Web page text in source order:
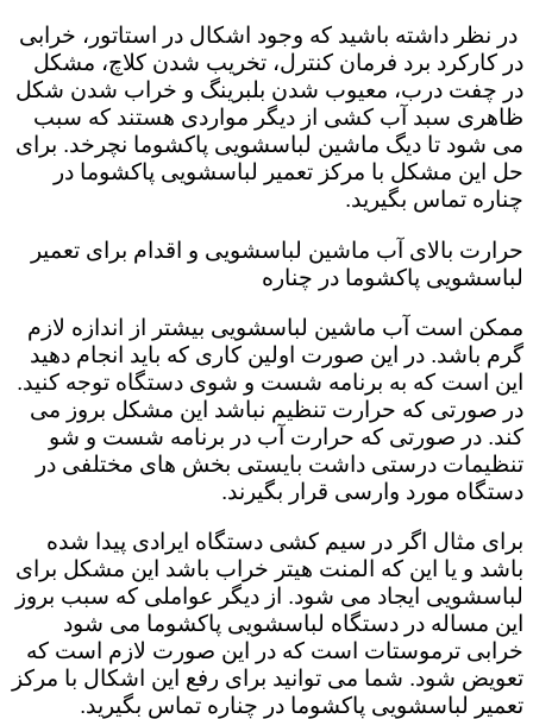
در نظر داشته باشید که وجود اشکال در استاتور، خرابی
در کارکرد برد فرمان کنترل، تخریب شدن کلاچ، مشکل
در چفت درب، معیوب شدن بلبرینگ و خراب شدن شکل
ظاهری سبد آب کشی از دیگر مواردی هستند که سبب
می شود تا دیگ ماشین لباسشویی پاکشوما نچرخد. برای
حل این مشکل با مرکز تعمیر لباسشویی پاکشوما در
چناره تماس بگیرید.
حرارت بالای آب ماشین لباسشویی و اقدام برای تعمیر
لباسشویی پاکشوما در چناره
ممکن است آب ماشین لباسشویی بیشتر از اندازه لازم
گرم باشد. در این صورت اولین کاری که باید انجام دهید
این است که به برنامه شست و شوی دستگاه توجه کنید.
در صورتی که حرارت تنظیم نباشد این مشکل بروز می
کند. در صورتی که حرارت آب در برنامه شست و شو
تنظیمات درستی داشت بایستی بخش های مختلفی در
دستگاه مورد وارسی قرار بگیرند.
برای مثال اگر در سیم کشی دستگاه ایرادی پیدا شده
باشد و یا این که المنت هیتر خراب باشد این مشکل برای
لباسشویی ایجاد می شود. از دیگر عواملی که سبب بروز
این مساله در دستگاه لباسشویی پاکشوما می شود
خرابی ترموستات است که در این صورت لازم است که
تعویض شود. شما می توانید برای رفع این اشکال با مرکز
تعمیر لباسشویی پاکشوما در چناره تماس بگیرید.